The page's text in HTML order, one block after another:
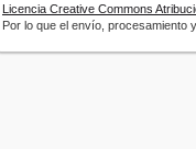
Licencia Creative Commons
Por lo que el envío, procesamiento